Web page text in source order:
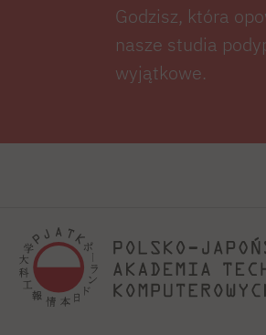
Godzisz, która
nasze studia
wyjątkowe.